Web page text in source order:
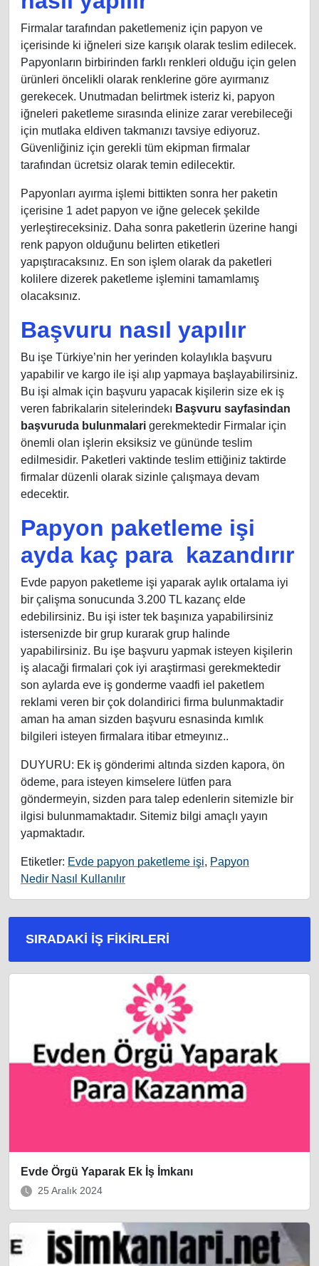
Firmalar tarafından paketlemeniz için papyon ve
içerisinde ki iğneleri size karışık olarak teslim edilecek.
Papyonların birbirinden farklı renkleri olduğu için gelen
ürünleri öncelikli olarak renklerine göre ayırmanız
gerekecek. Unutmadan belirtmek isteriz ki, papyon
iğneleri paketleme sırasında elinize zarar verebileceği
için mutlaka eldiven takmanızı tavsiye ediyoruz.
Güvenliğiniz için gerekli tüm ekipman firmalar
tarafından ücretsiz olarak temin edilecektir.
Papyonları ayırma işlemi bittikten sonra her paketin
içerisine 1 adet papyon ve iğne gelecek şekilde
yerleştireceksiniz. Daha sonra paketlerin üzerine hangi
renk papyon olduğunu belirten etiketleri
yapıştıracaksınız. En son işlem olarak da paketleri
kolilere dizerek paketleme işlemini tamamlamış
olacaksınız.
Başvuru nasıl yapılır
Bu işe Türkiye’nin her yerinden kolaylıkla başvuru
yapabilir ve kargo ile işi alıp yapmaya başlayabilirsiniz.
Bu işi almak için başvuru yapacak kişilerin size ek iş
veren fabrikalarin sitelerindekı Başvuru sayfasindan
başvuruda bulunmalari gerekmektedir Firmalar için
önemli olan işlerin eksiksiz ve gününde teslim
edilmesidir. Paketleri vaktinde teslim ettiğiniz taktirde
firmalar düzenli olarak sizinle çalışmaya devam
edecektir.
Papyon paketleme işi
ayda kaç para kazandırır
Evde papyon paketleme işi yaparak aylık ortalama iyi
bir çalişma sonucunda 3.200 TL kazanç elde
edebilirsiniz. Bu işi ister tek başınıza yapabilirsiniz
istersenizde bir grup kurarak grup halinde
yapabilirsiniz. Bu işe başvuru yapmak isteyen kişilerin
iş alacaği firmalari çok iyi araştirmasi gerekmektedir
son aylarda eve iş gonderme vaadfi iel paketlem
reklami veren bir çok dolandirici firma bulunmaktadir
aman ha aman sizden başvuru esnasinda kımlık
bilgileri isteyen firmalara itibar etmeyınız..
DUYURU: Ek iş gönderimi altında sizden kapora, ön
ödeme, para isteyen kimselere lütfen para
göndermeyin, sizden para talep edenlerin sitemizle bir
ilgisi bulunmamaktadır. Sitemiz bilgi amaçlı yayın
yapmaktadır.
Etiketler: Evde papyon paketleme işi, Papyon
Nedir Nasıl Kullanılır
SIRADAKI İŞ FIKIRLERI
Evde Örgü Yaparak Ek İş İmkanı
25 Aralık 2024